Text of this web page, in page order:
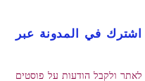
في المدونة عبر
ולקבל הודעות על פוסטים